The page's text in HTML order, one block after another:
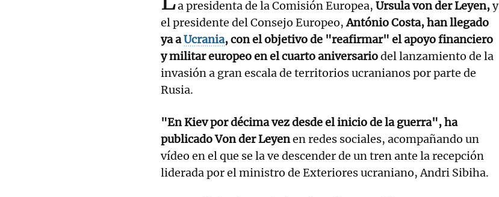
a presidenta de la Comisión Europea, Ursula von der Leyen,y
el presidente del Consejo Europeo,António Costa, han llegado
ya aUcrania, con el objetivo de "reafirmar" el apoyo financiero
y militar europeo en el cuarto aniversariodel lanzamiento de la
invasión a gran escala de territorios ucranianos por parte de
Rusia.
"En Kiev por décima vez desde el inicio de la guerra", ha
publicado Von der Leyenen redes sociales, acompañando un
vídeo en el que se la ve descender de un tren ante la recepción
liderada por el ministro de Exteriores ucraniano, Andri Sibiha.